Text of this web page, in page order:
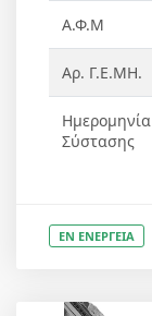
Α.Φ.Μ
Αρ. Γ.Ε.ΜΗ.
Ημερομηνία
Σύστασης
ΕΝ ΕΝΕΡΓΕΙΑ